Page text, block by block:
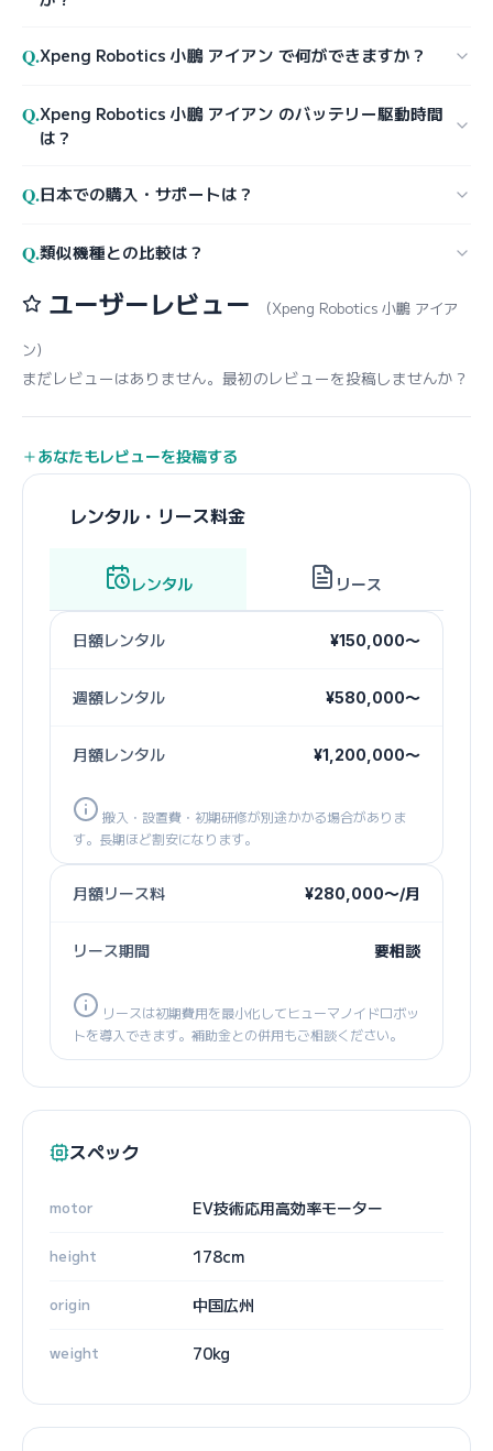
Q.Xpeng Robotics 小鵬 アイアン で何ができますか？
Q.Xpeng Robotics 小鵬 アイアン のバッテリー駆動時間
は？
Q.日本での購入・サポートは？
Q.類似機種との比較は？
ユーザーレビュー
（Xpeng Robotics 小鵬 アイア
ン）
まだレビューはありません。最初のレビューを投稿しませんか？
あなたもレビューを投稿する
レンタル・リース料金
レンタル リース
日額レンタル ¥150,000〜
週額レンタル ¥580,000〜
月額レンタル ¥1,200,000〜
搬入・設置費・初期研修が別途かかる場合がありま
す。長期ほど割安になります。
月額リース料 ¥280,000〜/月
リース期間 要相談
リースは初期費用を最小化してヒューマノイドロボッ
トを導入できます。補助金との併用もご相談ください。
スペック
motor EV技術応用高効率モーター
height 178cm
origin 中国広州
weight 70kg